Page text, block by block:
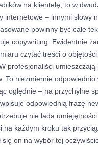
na klientelę, to w
– innymi słowy
powinny być całe
copywriting. Ewidentnie
czytać treści o objętości
profesjonaliści umieszczają
To niezmiernie odpowiednio
oględnie – na przychylne
odpowiednią frazę
nie lada
każdym kroku tak
on na wybór tej